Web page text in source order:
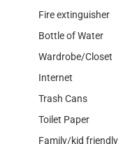
Fire extinguisher
Bottle of Water
Wardrobe/Closet
Internet
Trash Cans
Toilet Paper
Family/kid friendly